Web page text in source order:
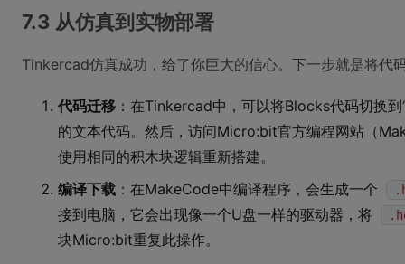
7.3 从仿真到实物部署
Tinkercad仿真成功，给了你巨大的信心。下一步就是将代
代码迁移 ：在Tinkercad中，可以将Blocks代码切换
的文本代码。然后，访问Micro:bit官方编程网站（
使用相同的积木块逻辑重新搭建。
编译下载 ：在MakeCode中编译程序，会生成一个
接到电脑，它会出现像一个U盘一样的驱动器，将
块Micro:bit重复此操作。